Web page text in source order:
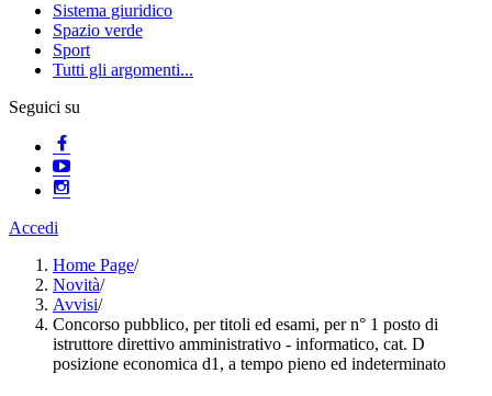
Sistema giuridico
Spazio verde
Sport
Tutti gli argomenti...
Seguici su
Accedi
Home Page/
Novità/
Avvisi/
Concorso pubblico, per titoli ed esami, per n° 1 posto di
istruttore direttivo amministrativo - informatico, cat. D
posizione economica d1, a tempo pieno ed indeterminato